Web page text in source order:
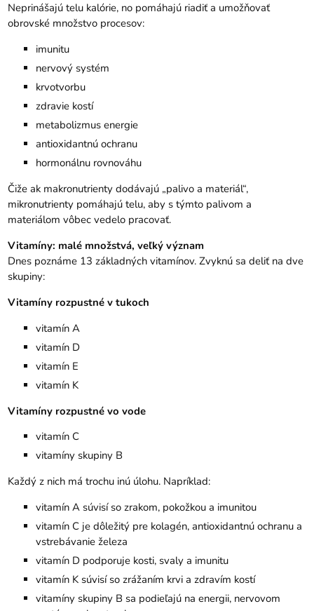
Neprinášajú telu kalórie, no pomáhajú riadiť a umožňovať
obrovské množstvo procesov:
imunitu
nervový systém
krvotvorbu
zdravie kostí
metabolizmus energie
antioxidantnú ochranu
hormonálnu rovnováhu
Čiže ak makronutrienty dodávajú „palivo a materiál“,
mikronutrienty pomáhajú telu, aby s týmto palivom a
materiálom vôbec vedelo pracovať.
Vitamíny: malé množstvá, veľký význam
Dnes poznáme 13 základných vitamínov. Zvyknú sa deliť na dve
skupiny:
Vitamíny rozpustné v tukoch
vitamín A
vitamín D
vitamín E
vitamín K
Vitamíny rozpustné vo vode
vitamín C
vitamíny skupiny B
Každý z nich má trochu inú úlohu. Napríklad:
vitamín A súvisí so zrakom, pokožkou a imunitou
vitamín C je dôležitý pre kolagén, antioxidantnú ochranu a
vstrebávanie železa
vitamín D podporuje kosti, svaly a imunitu
vitamín K súvisí so zrážaním krvi a zdravím kostí
vitamíny skupiny B sa podieľajú na energii, nervovom